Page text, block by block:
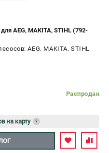
AEG, MAKITA, STIHL (792-
AEG. MAKITA. STIHL
Распродан
на карту ?